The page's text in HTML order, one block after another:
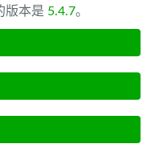
版本是 5.4.7。